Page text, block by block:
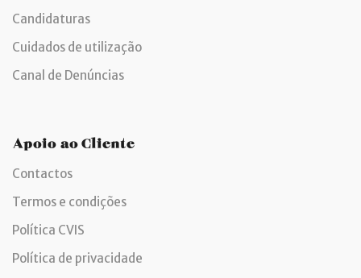
Candidaturas
Cuidados de utilização
Canal de Denúncias
Apoio ao Cliente
Contactos
Termos e condições
Política CVIS
Política de privacidade